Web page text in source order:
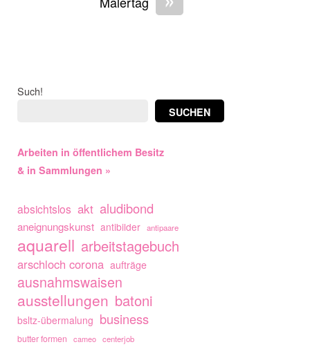
Such!
SUCHEN
Arbeiten in öffentlichem Besitz
& in Sammlungen »
absichtslos akt aludibond
aneignungskunst antibilder antipaare
aquarell arbeitstagebuch
arschloch corona aufträge
ausnahmswaisen
ausstellungen batoni
bsltz-übermalung business
butter formen cameo centerjob